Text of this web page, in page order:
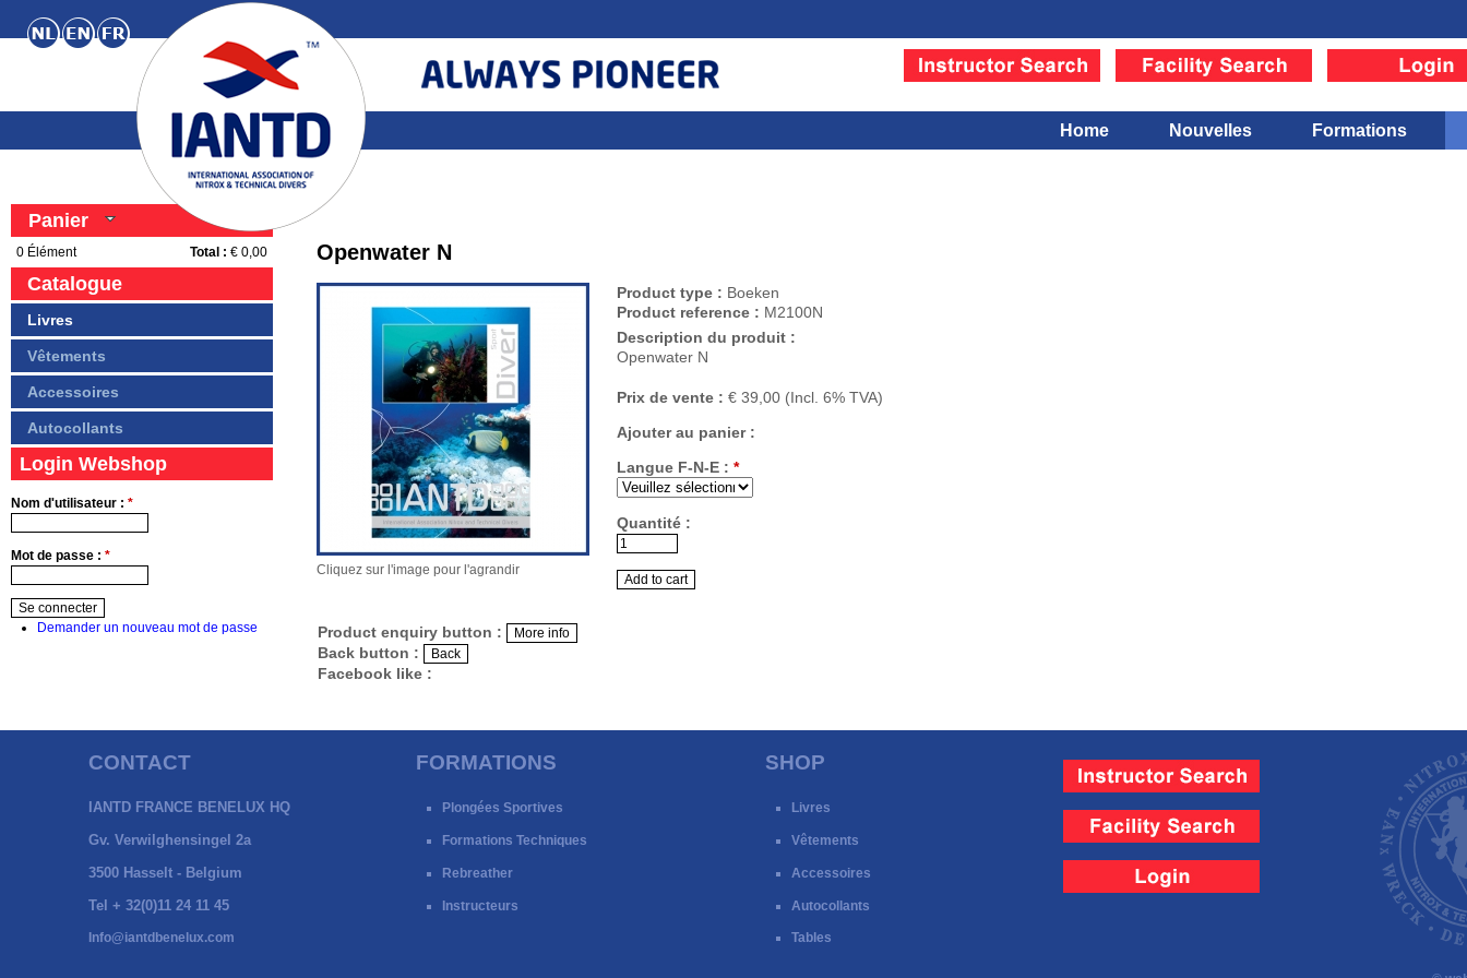
Openwater N
Cliquez sur l'image pour l'agrandir
Product type : Boeken
Product reference : M2100N
Description du produit :
Openwater N
Prix de vente : € 39,00 (Incl. 6% TVA)
Ajouter au panier :
Langue F-N-E : *
Quantité :
Product enquiry button :
Back button :
Facebook like :
Home Nouvelles Formations
Panier
0 Élément Total : € 0,00
Catalogue
Livres
Vêtements
Accessoires
Autocollants
Login Webshop
Nom d'utilisateur : *
Mot de passe : *
Demander un nouveau mot de passe
CONTACT
IANTD FRANCE BENELUX HQ
Gv. Verwilghensingel 2a
3500 Hasselt - Belgium
Tel + 32(0)11 24 11 45
Info@iantdbenelux.com
FORMATIONS
Plongées Sportives
Formations Techniques
Rebreather
Instructeurs
SHOP
Livres
Vêtements
Accessoires
Autocollants
Tables